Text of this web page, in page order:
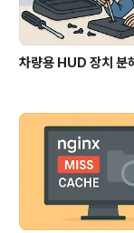
차량용 HUD 장치 분